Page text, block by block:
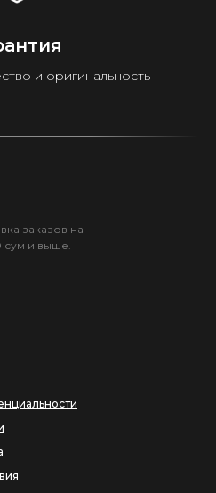
и оригинальность
заказов на
сум и выше.